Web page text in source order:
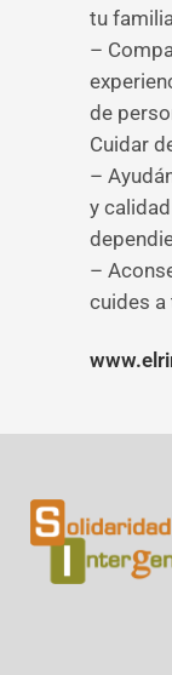
tu
–
de
Cuidar
–
y
–
cuides a